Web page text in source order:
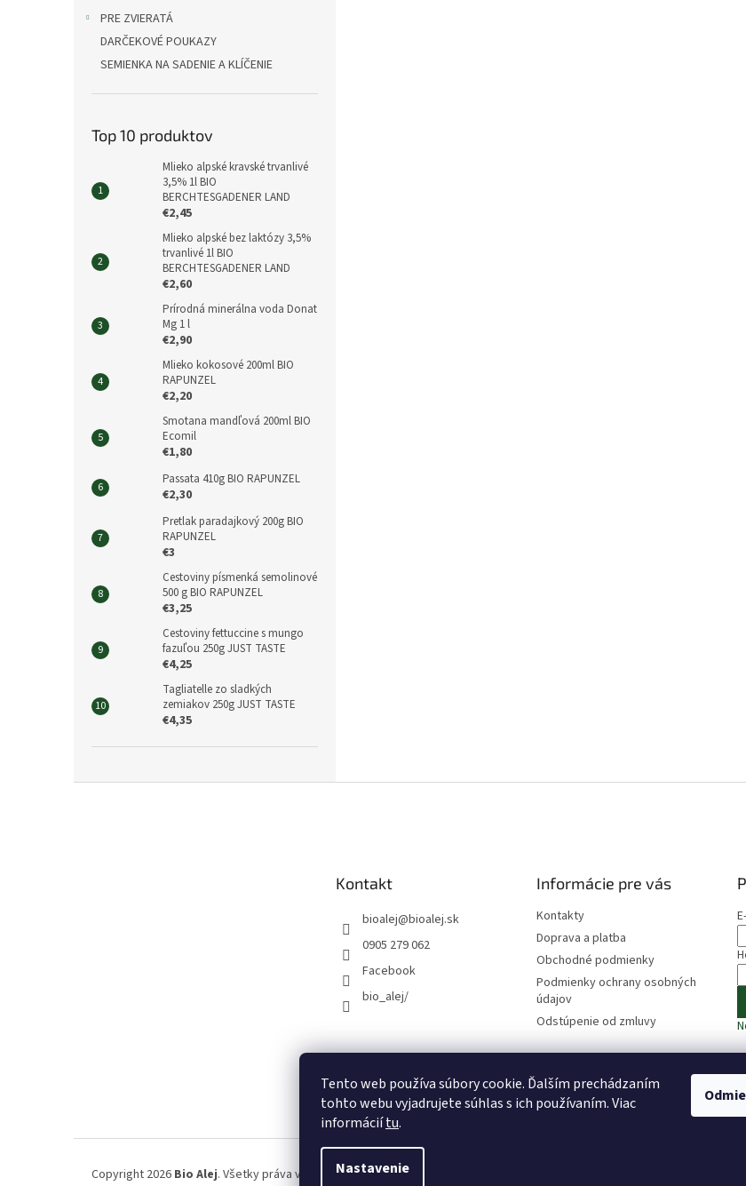
Tento web používa súbory cookie. Ďalším prechádzaním
tohto webu vyjadrujete súhlas s ich používaním. Viac
informáciítu.
Nastavenie
PRE ZVIERATÁ
DARČEKOVÉ POUKAZY
SEMIENKA NA SADENIE A KLÍČENIE
Top 10 produktov
Mlieko alpské kravské trvanlivé
3,5% 1l BIO
BERCHTESGADENER LAND
€2,45
Mlieko alpské bez laktózy 3,5%
trvanlivé 1l BIO
BERCHTESGADENER LAND
€2,60
Prírodná minerálna voda Donat
Mg 1 l
€2,90
Mlieko kokosové 200ml BIO
RAPUNZEL
€2,20
Smotana mandľová 200ml BIO
Ecomil
€1,80
Passata 410g BIO RAPUNZEL
€2,30
Pretlak paradajkový 200g BIO
RAPUNZEL
€3
Cestoviny písmenká semolinové
500 g BIO RAPUNZEL
€3,25
Cestoviny fettuccine s mungo
fazuľou 250g JUST TASTE
€4,25
Tagliatelle zo sladkých
zemiakov 250g JUST TASTE
€4,35
Kontakt
bioalej@bioalej.sk
0905 279 062
Facebook
bio_alej/
Informácie pre vás
Kontakty
Doprava a platba
Obchodné podmienky
Podmienky ochrany osobných
údajov
Odstúpenie od zmluvy
⚠️ UPOZORNENIE – Fazuľa biela 🎁 ODOBERAJTE NOVINKY
Copyright 2026 Bio Alej. Všetky práva vyhradené.